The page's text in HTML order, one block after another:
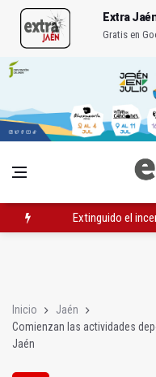
Extra
Gratis en
Extinguido el
Inicio
Jaén
Comienzan las actividades
Jaén